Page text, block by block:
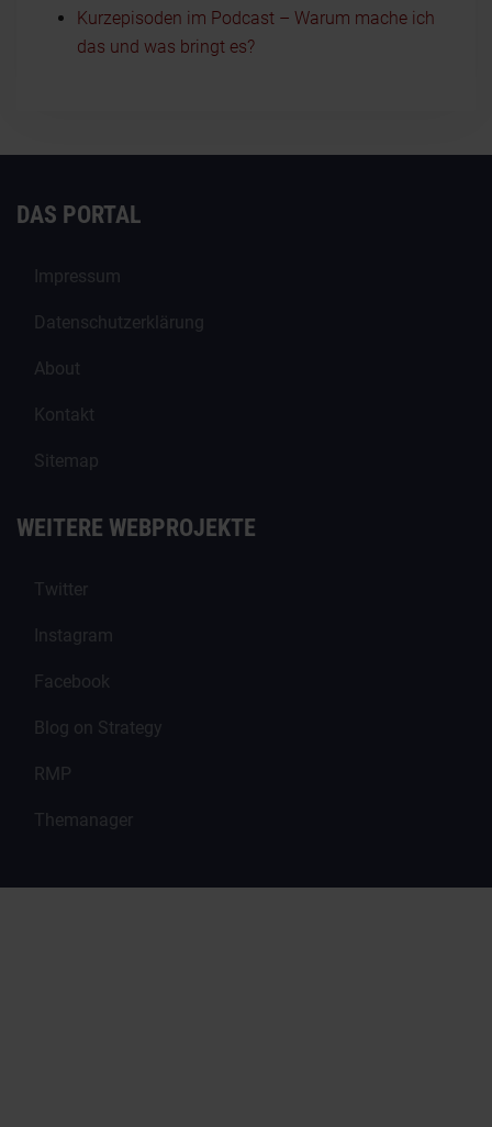
Kurzepisoden im Podcast – Warum mache ich
das und was bringt es?
DAS PORTAL
Impressum
Datenschutzerklärung
About
Kontakt
Sitemap
WEITERE WEBPROJEKTE
Twitter
Instagram
Facebook
Blog on Strategy
RMP
Themanager